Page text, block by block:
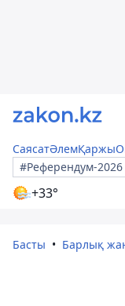
СаясатӘлемҚаржы
#Референдум-2026
+33°
Басты Барлық